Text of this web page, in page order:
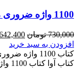
1100 واژه ضروری متون حقوقی -رمضانی
730,000 تومان قیمت
اصلی
بود.
افزودن به سبد خرید
کتاب 1100
کتاب آوا کتاب 1100 واژه ضروری متون حقوقی و مترادف